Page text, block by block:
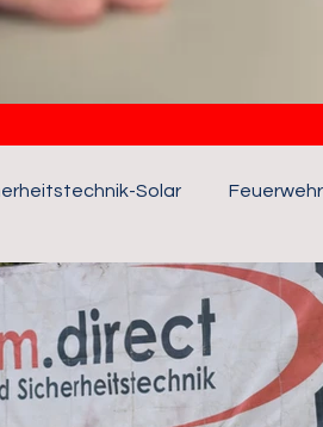
Solar Feuerwehr